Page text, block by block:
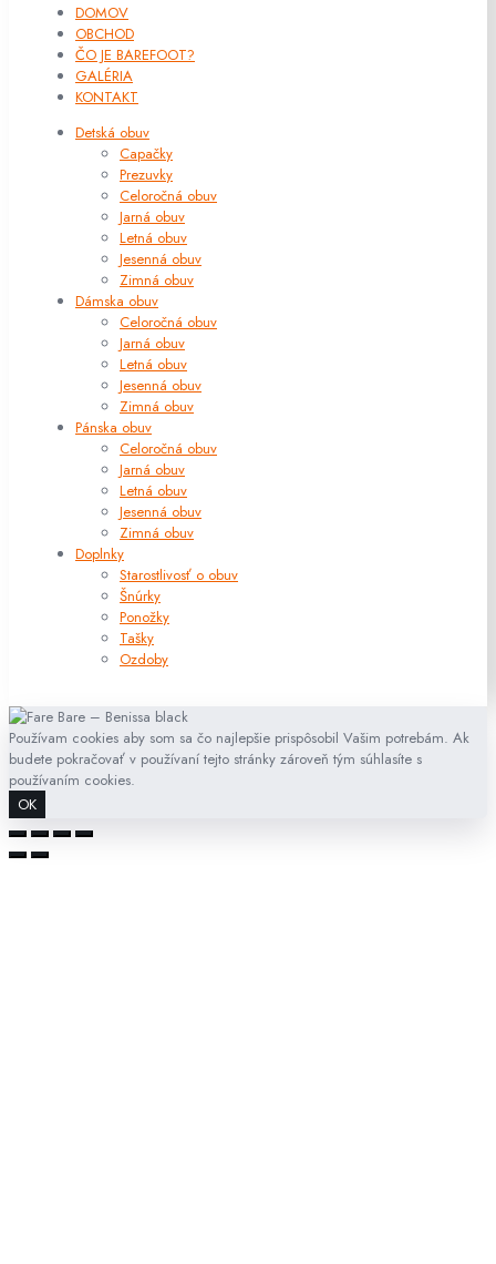
DOMOV
OBCHOD
ČO JE BAREFOOT?
GALÉRIA
KONTAKT
Detská obuv
Capačky
Prezuvky
Celoročná obuv
Jarná obuv
Letná obuv
Jesenná obuv
Zimná obuv
Dámska obuv
Celoročná obuv
Jarná obuv
Letná obuv
Jesenná obuv
Zimná obuv
Pánska obuv
Celoročná obuv
Jarná obuv
Letná obuv
Jesenná obuv
Zimná obuv
Doplnky
Starostlivosť o obuv
Šnúrky
Ponožky
Tašky
Ozdoby
Používam cookies aby som sa čo najlepšie prispôsobil Vašim potrebám. Ak
budete pokračovať v používaní tejto stránky zároveň tým súhlasíte s
používaním cookies.
OK